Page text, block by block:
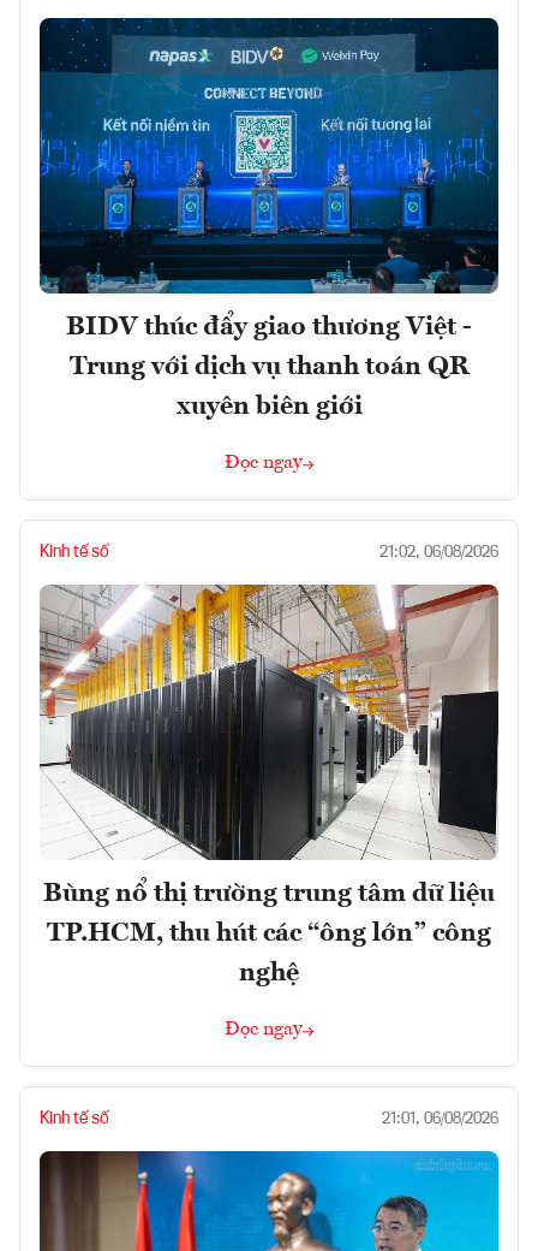
BIDV thúc đẩy giao thương Việt -
Trung với dịch vụ thanh toán QR
xuyên biên giới
Đọc ngay
Kinh tế số 21:02, 06/08/2026
Bùng nổ thị trường trung tâm dữ liệu
TP.HCM, thu hút các “ông lớn” công
nghệ
Đọc ngay
Kinh tế số 21:01, 06/08/2026